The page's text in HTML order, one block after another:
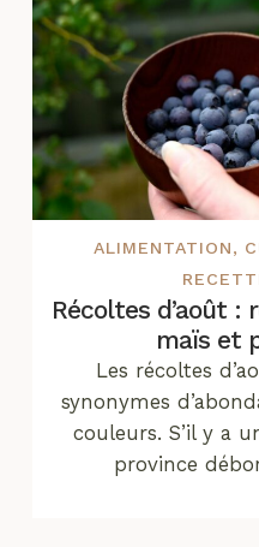
ALIMENTATION,
Récoltes d’août
maïs et
Les récoltes
synonymes
couleurs. S’il y a
province